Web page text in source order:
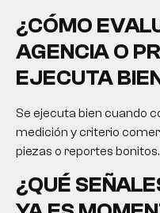
¿CÓMO
AGENCIA O
EJECUTA
Se ejecuta bien cuando
medición y criterio
piezas o reportes bonitos.
¿QUÉ